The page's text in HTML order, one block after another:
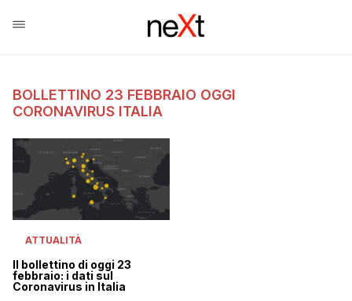
BOLLETTINO 23 FEBBRAIO OGGI
CORONAVIRUS ITALIA
ATTUALITÀ
Il bollettino di oggi 23
febbraio: i dati sul
Coronavirus in Italia